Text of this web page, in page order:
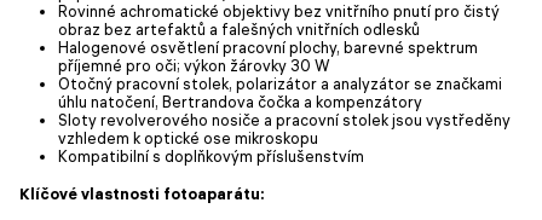
Rovinné achromatické objektivy bez vnitřního pnutí pro čistý
obraz bez artefaktů a falešných vnitřních odlesků
Halogenové osvětlení pracovní plochy, barevné spektrum
příjemné pro oči; výkon žárovky 30 W
Otočný pracovní stolek, polarizátor a analyzátor se značkami
úhlu natočení, Bertrandova čočka a kompenzátory
Sloty revolverového nosiče a pracovní stolek jsou vystředěny
vzhledem k optické ose mikroskopu
Kompatibilní s doplňkovým příslušenstvím
Klíčové vlastnosti fotoaparátu: